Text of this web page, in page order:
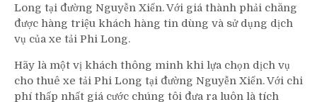
Long tại đường Nguyễn Xiển. Với giá thành phải chăng
được hàng triệu khách hàng tin dùng và sử dụng dịch
vụ của xe tải Phi Long.
Hãy là một vị khách thông minh khi lựa chọn dịch vụ
cho thuê xe tải Phi Long tại đường Nguyễn Xiển. Với chi
phí thấp nhất giá cước chúng tôi đưa ra luôn là tích